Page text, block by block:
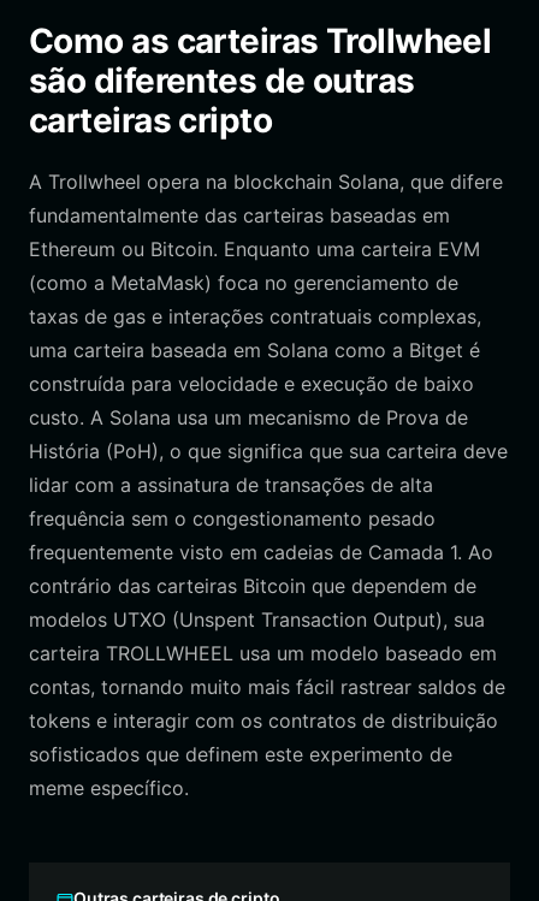
Como as carteiras Trollwheel
são diferentes de outras
carteiras cripto
A Trollwheel opera na blockchain Solana, que difere
fundamentalmente das carteiras baseadas em
Ethereum ou Bitcoin. Enquanto uma carteira EVM
(como a MetaMask) foca no gerenciamento de
taxas de gas e interações contratuais complexas,
uma carteira baseada em Solana como a Bitget é
construída para velocidade e execução de baixo
custo. A Solana usa um mecanismo de Prova de
História (PoH), o que significa que sua carteira deve
lidar com a assinatura de transações de alta
frequência sem o congestionamento pesado
frequentemente visto em cadeias de Camada 1. Ao
contrário das carteiras Bitcoin que dependem de
modelos UTXO (Unspent Transaction Output), sua
carteira TROLLWHEEL usa um modelo baseado em
contas, tornando muito mais fácil rastrear saldos de
tokens e interagir com os contratos de distribuição
sofisticados que definem este experimento de
meme específico.